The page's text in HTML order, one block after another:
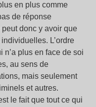
en plus comme
de réponse
donc y avoir que
L’ordre
n’a plus en face de soi
au sens de
mais seulement
et autres.
le fait que tout ce qui